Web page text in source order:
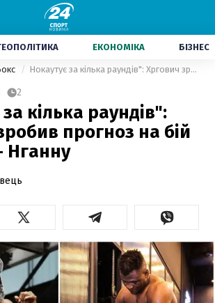
ЕКОНОМІКА БІЗНЕС
Нокаутує за кілька раундів": Хргович зробив прогноз на бій Джошуа – Нганну
2
кілька раундів":
прогноз на бій
Нганну